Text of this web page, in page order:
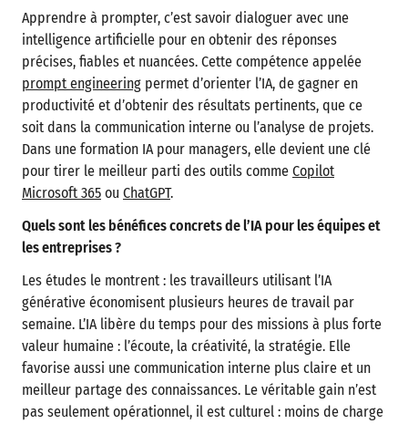
Apprendre à prompter, c’est savoir dialoguer avec une
intelligence artificielle pour en obtenir des réponses
précises, fiables et nuancées. Cette compétence appelée
prompt engineering permet d’orienter l’IA, de gagner en
productivité et d’obtenir des résultats pertinents, que ce
soit dans la communication interne ou l’analyse de projets.
Dans une formation IA pour managers, elle devient une clé
pour tirer le meilleur parti des outils comme Copilot
Microsoft 365 ou ChatGPT.
Quels sont les bénéfices concrets de l’IA pour les équipes et
les entreprises ?
Les études le montrent : les travailleurs utilisant l’IA
générative économisent plusieurs heures de travail par
semaine. L’IA libère du temps pour des missions à plus forte
valeur humaine : l’écoute, la créativité, la stratégie. Elle
favorise aussi une communication interne plus claire et un
meilleur partage des connaissances. Le véritable gain n’est
pas seulement opérationnel, il est culturel : moins de charge